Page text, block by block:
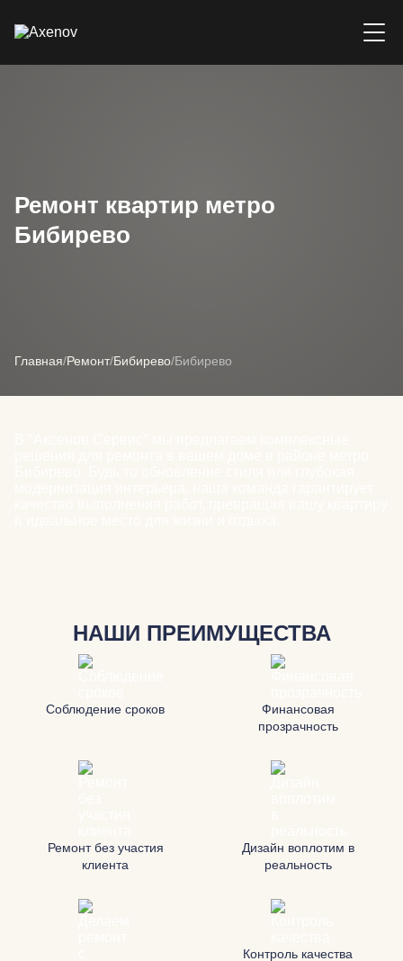
Ремонт квартир метро
Бибирево
Главная/Ремонт/Бибирево/Бибирево
НАШИ ПРЕИМУЩЕСТВА
Соблюдение сроков
Финансовая
прозрачность
Ремонт без участия
клиента
Дизайн воплотим в
реальность
Контроль качества